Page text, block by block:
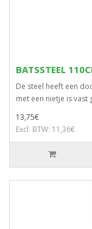
BATSSTEEL
De steel heeft een
met een nietje is vast
13,75€
Excl. BTW: 11,36€